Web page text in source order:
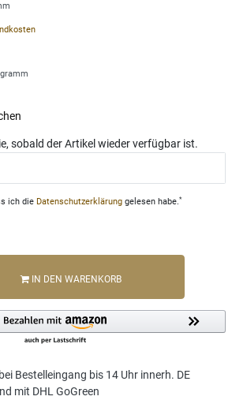
sobald der Artikel wieder verfügbar ist.
ich die Daten­schutz­erklärunggelesen habe.*
IN DEN WARENKORB
Bestelleingang bis 14 Uhr innerh. DE
mit DHL GoGreen